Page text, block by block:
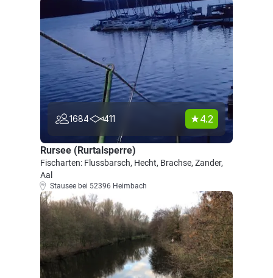
1684 411 4.2
Rursee (Rurtalsperre)
Fischarten: Flussbarsch, Hecht, Brachse, Zander,
Aal
Stausee bei 52396 Heimbach